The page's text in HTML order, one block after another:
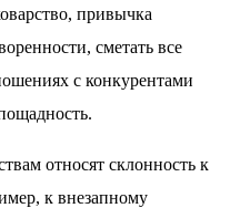
привычка
сметать все
с конкурентами
относят склонность к
к внезапному